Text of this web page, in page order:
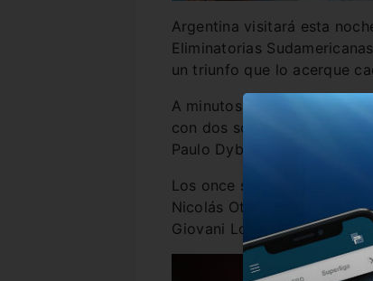
Argentina visitará esta
Eliminatorias
un triunfo que lo acerque
A minutos del duelo ante
con dos sorpresas: Lionel
Paulo Dybala tendrá su
Los once serán Emiliano
Nicolás Otamendi, Marcos
Giovani Lo Celso; Ángel Di